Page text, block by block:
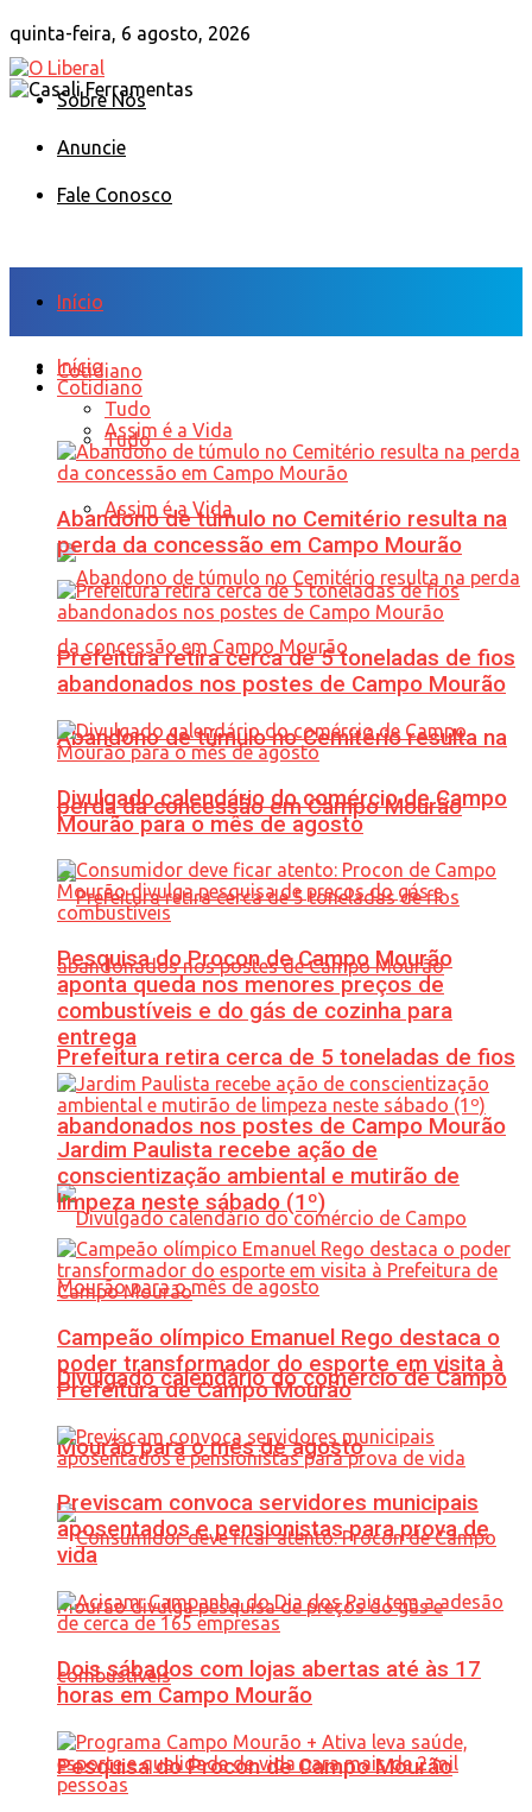
quinta-feira, 6 agosto, 2026
Sobre Nós
Anuncie
Fale Conosco
Início
Cotidiano
Tudo
Assim é a Vida
Abandono de túmulo no Cemitério resulta na
perda da concessão em Campo Mourão
Prefeitura retira cerca de 5 toneladas de fios
abandonados nos postes de Campo Mourão
Divulgado calendário do comércio de Campo
Mourão para o mês de agosto
Pesquisa do Procon de Campo Mourão
Início
Cotidiano
Tudo
Assim é a Vida
Abandono de túmulo no Cemitério resulta na
perda da concessão em Campo Mourão
Prefeitura retira cerca de 5 toneladas de fios
abandonados nos postes de Campo Mourão
Divulgado calendário do comércio de Campo
Mourão para o mês de agosto
Pesquisa do Procon de Campo Mourão
aponta queda nos menores preços de
combustíveis e do gás de cozinha para
entrega
Jardim Paulista recebe ação de
conscientização ambiental e mutirão de
limpeza neste sábado (1º)
Campeão olímpico Emanuel Rego destaca o
poder transformador do esporte em visita à
Prefeitura de Campo Mourão
Previscam convoca servidores municipais
aposentados e pensionistas para prova de
vida
Dois sábados com lojas abertas até às 17
horas em Campo Mourão